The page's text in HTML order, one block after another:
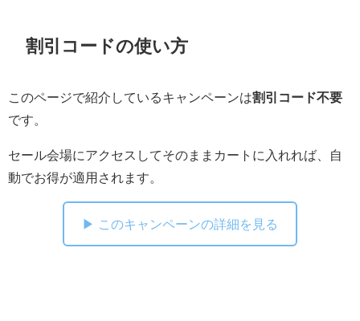
割引コードの使い方
このページで紹介しているキャンペーンは割引コード不要
です。
セール会場にアクセスしてそのままカートに入れれば、自
動でお得が適用されます。
▶ このキャンペーンの詳細を見る